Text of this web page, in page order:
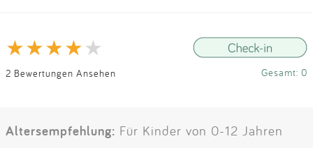
2 Bewertungen Ansehen Gesamt: 0
Altersempfehlung: Für Kinder von 0-12 Jahren